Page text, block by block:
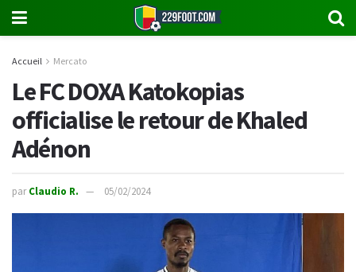
Accueil Mercato
Le FC DOXA Katokopias
officialise le retour de Khaled
Adénon
par Claudio R. 05/02/2024